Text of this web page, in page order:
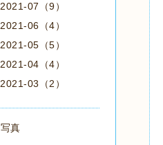
2021-07（9）
2021-06（4）
2021-05（5）
2021-04（4）
2021-03（2）
写真